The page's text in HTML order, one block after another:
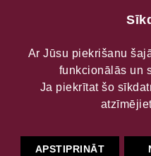
Dagdas
"Olūteņi"
Ar Jūsu piekrišanu
funkcionālās un
Ja piekrītat šo
APSTIPRINĀT